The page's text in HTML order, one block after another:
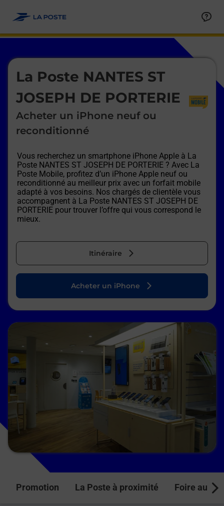
La Poste NANTES ST
JOSEPH DE PORTERIE
Acheter un iPhone neuf ou
reconditionné
Vous recherchez un smartphone iPhone Apple à La
Poste NANTES ST JOSEPH DE PORTERIE ? Avec La
Poste Mobile, profitez d’un iPhone Apple neuf ou
reconditionné au meilleur prix avec un forfait mobile
adapté à vos besoins. Nos chargés de clientèle vous
accompagnent à La Poste NANTES ST JOSEPH DE
PORTERIE pour trouver l’offre qui vous correspond le
mieux.
Itinéraire
Le lien s'ouvre dans un nouvel onglet
Acheter un iPhone
Promotion La Poste à proximité Foire aux